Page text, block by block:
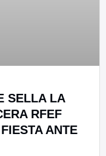
SELLA LA
RFEF
ANTE